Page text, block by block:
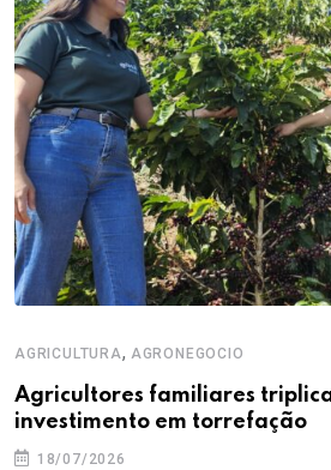
AGRICULTURA, AGRONEGOCIO
Agricultores familiares
investimento em torrefação
18/07/2026